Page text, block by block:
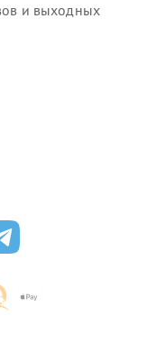
и выходных